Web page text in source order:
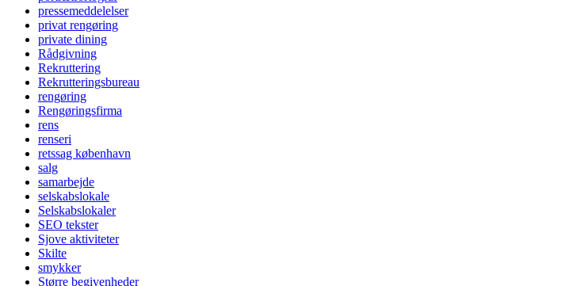
pressemeddelelser
privat rengøring
private dining
Rådgivning
Rekruttering
Rekrutteringsbureau
rengøring
Rengøringsfirma
rens
renseri
retssag københavn
salg
samarbejde
selskabslokale
Selskabslokaler
SEO tekster
Sjove aktiviteter
Skilte
smykker
Større begivenheder